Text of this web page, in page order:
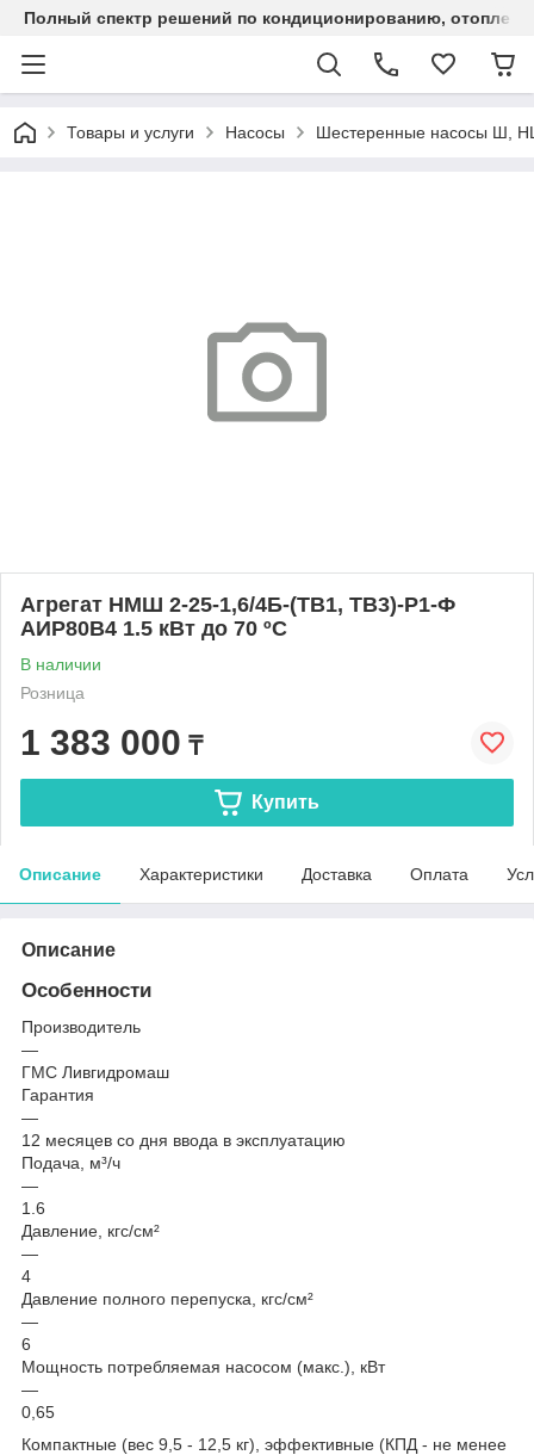
Полный спектр решений по кондиционированию,
Товары и услуги Насосы Шестеренные насосы
Агрегат НMШ 2-25-1,6/4Б-(ТВ1, ТВ3)-Р1-Ф
АИР80В4 1.5 кВт до 70 ºС
В наличии
Розница
1 383 000 ₸
Купить
Описание Характеристики Доставка Оплата
Описание
Особенности
Производитель
—
ГМС Ливгидромаш
Гарантия
—
12 месяцев со дня ввода в эксплуатацию
Подача, м³/ч
—
1.6
Давление, кгс/см²
—
4
Давление полного перепуска, кгс/см²
—
6
Мощность потребляемая насосом (макс.), кВт
—
0,65
Компактные (вес 9,5 - 12,5 кг), эффективные (КПД - не менее